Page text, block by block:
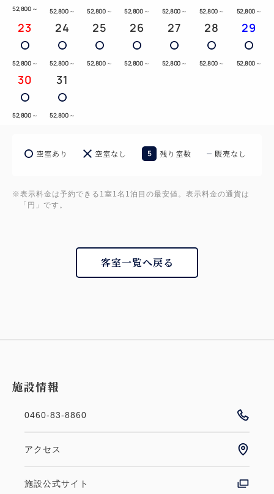
52,800 ～ 52,800 ～ 52,800 ～ 52,800 ～ 52,800 ～ 52,800 ～ 52,800 ～
23
52,800 ～
24
52,800 ～
25
52,800 ～
26
52,800 ～
27
52,800 ～
28
52,800 ～
29
52,800 ～
30
52,800 ～
31
52,800 ～
空室あり 空室なし 5 残り室数 販売なし
※表示料金は予約できる1室1名1泊目の最安値。表示料金の通貨は
「円」です。
客室一覧へ戻る
施設情報
0460-83-8860
アクセス
施設公式サイト